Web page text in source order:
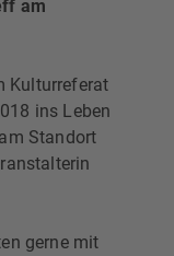
am
Kulturreferat
ins Leben
Standort
gerne mit